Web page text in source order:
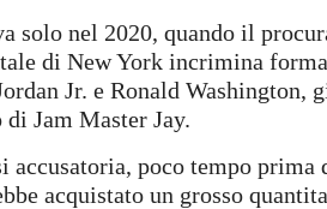
solo nel 2020, quando il
di New York incrimina
Jr. e Ronald Washington,
Jam Master Jay.
accusatoria, poco tempo prima
acquistato un grosso